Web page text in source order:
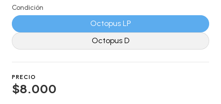
Condición
Octopus LP
Octopus D
PRECIO
$8.000